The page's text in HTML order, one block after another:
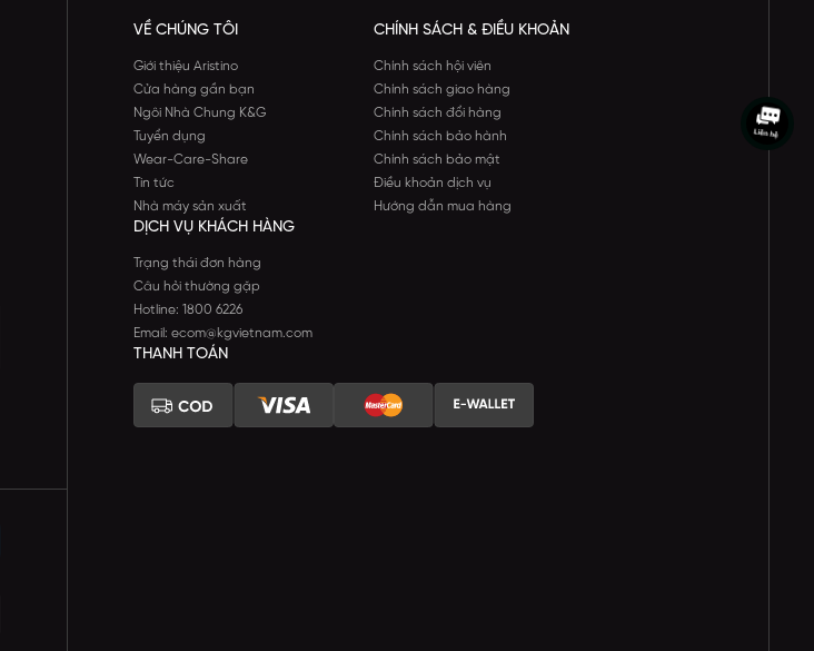
VỀ CHÚNG TÔI
Giới thiệu Aristino
Cửa hàng gần bạn
Ngôi Nhà Chung K&G
Tuyển dụng
Wear-Care-Share
Tin tức
Nhà máy sản xuất
CHÍNH SÁCH & ĐIỀU KHOẢN
Chính sách hội viên
Chính sách giao hàng
Chính sách đổi hàng
Chính sách bảo hành
Chính sách bảo mật
Điều khoản dịch vụ
Hướng dẫn mua hàng
DỊCH VỤ KHÁCH HÀNG
Trạng thái đơn hàng
Câu hỏi thường gặp
Hotline: 1800 6226
Email: ecom@kgvietnam.com
THANH TOÁN